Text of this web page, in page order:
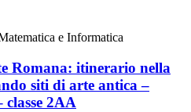
e Informatica
Romana: itinerario nella
siti di arte antica –
classe 2AA